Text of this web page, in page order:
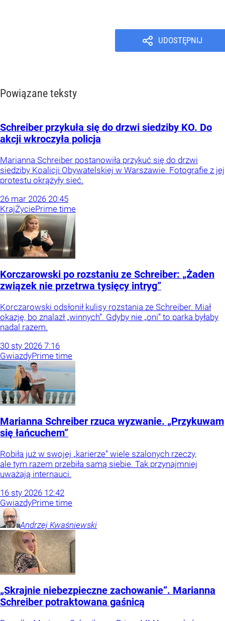
UDOSTĘPNIJ
Powiązane teksty
Schreiber przykuła się do drzwi siedziby KO. Do
akcji wkroczyła policja
Marianna Schreiber postanowiła przykuć się do drzwi
siedziby Koalicji Obywatelskiej w Warszawie. Fotografie z jej
protestu okrążyły sieć.
26 mar 2026 20:45
KrajŻyciePrime time
Korczarowski po rozstaniu ze Schreiber: „Żaden
związek nie przetrwa tysięcy intryg”
Korczarowski odsłonił kulisy rozstania ze Schreiber. Miał
okazję, bo znalazł „winnych”. Gdyby nie „oni” to parka byłaby
nadal razem.
30 sty 2026 7:16
GwiazdyPrime time
Marianna Schreiber rzuca wyzwanie. „Przykuwam
się łańcuchem”
Robiła już w swojej „karierze” wiele szalonych rzeczy,
ale tym razem przebiła samą siebie. Tak przynajmniej
uważają internauci.
16 sty 2026 12:42
GwiazdyPrime time
Andrzej Kwaśniewski
„Skrajnie niebezpieczne zachowanie”. Marianna
Schreiber potraktowana gaśnicą